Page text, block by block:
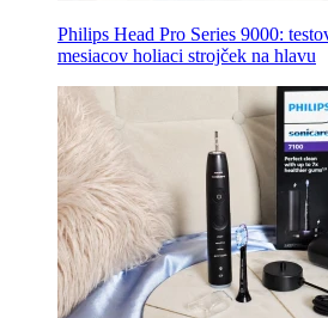
Philips Head Pro Series 9000:
mesiacov holiaci strojček na hlavu